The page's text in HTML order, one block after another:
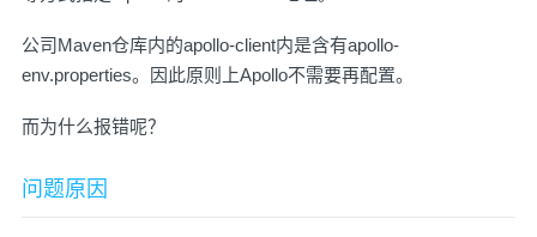
公司Maven仓库内的apollo-client内是含有apollo-
env.properties。因此原则上Apollo不需要再配置。
而为什么报错呢？
问题原因